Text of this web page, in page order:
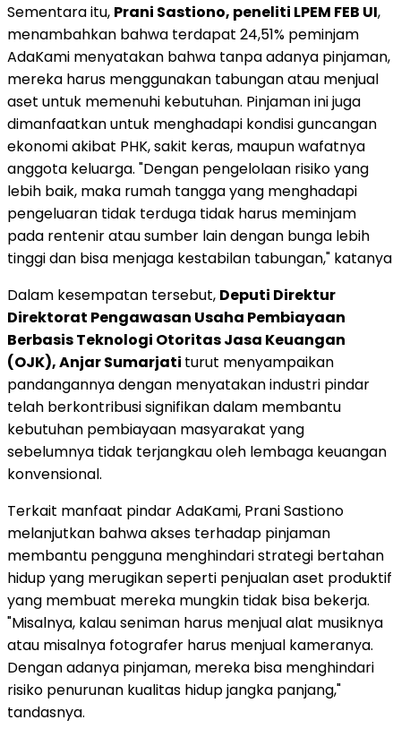
Sementara itu, Prani Sastiono, peneliti LPEM FEB UI,
menambahkan bahwa terdapat 24,51% peminjam
AdaKami menyatakan bahwa tanpa adanya pinjaman,
mereka harus menggunakan tabungan atau menjual
aset untuk memenuhi kebutuhan. Pinjaman ini juga
dimanfaatkan untuk menghadapi kondisi guncangan
ekonomi akibat PHK, sakit keras, maupun wafatnya
anggota keluarga. "Dengan pengelolaan risiko yang
lebih baik, maka rumah tangga yang menghadapi
pengeluaran tidak terduga tidak harus meminjam
pada rentenir atau sumber lain dengan bunga lebih
tinggi dan bisa menjaga kestabilan tabungan," katanya
Dalam kesempatan tersebut, Deputi Direktur
Direktorat Pengawasan Usaha Pembiayaan
Berbasis Teknologi Otoritas Jasa Keuangan
(OJK), Anjar Sumarjati turut menyampaikan
pandangannya dengan menyatakan industri pindar
telah berkontribusi signifikan dalam membantu
kebutuhan pembiayaan masyarakat yang
sebelumnya tidak terjangkau oleh lembaga keuangan
konvensional.
Terkait manfaat pindar AdaKami, Prani Sastiono
melanjutkan bahwa akses terhadap pinjaman
membantu pengguna menghindari strategi bertahan
hidup yang merugikan seperti penjualan aset produktif
yang membuat mereka mungkin tidak bisa bekerja.
"Misalnya, kalau seniman harus menjual alat musiknya
atau misalnya fotografer harus menjual kameranya.
Dengan adanya pinjaman, mereka bisa menghindari
risiko penurunan kualitas hidup jangka panjang,"
tandasnya.